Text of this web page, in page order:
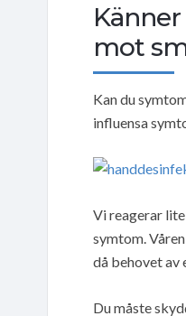
mot
Kan du
influensa
Vi reagerar
symtom.
då behovet av
Du måste